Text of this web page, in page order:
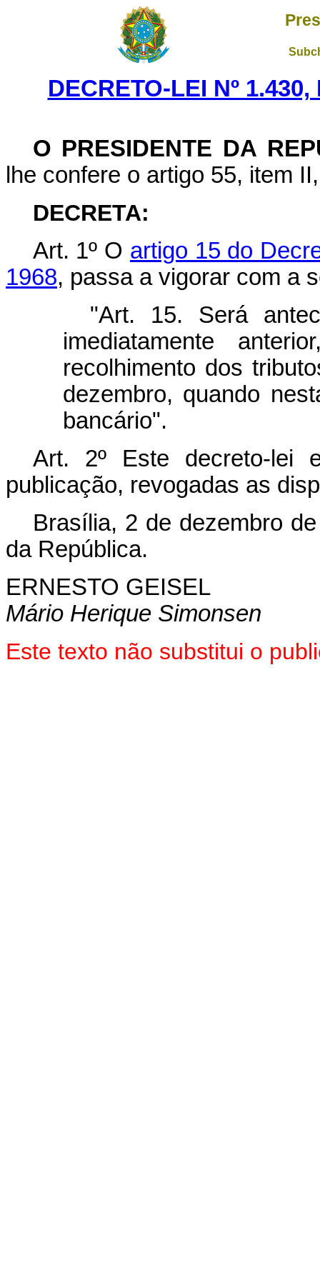
DECRETO-LEI Nº
O PRESIDENTE DA
lhe confere o artigo 55, item
DECRETA:
Art. 1º O artigo 15 do
1968, passa a vigorar com a
"Art. 15. Será
imediatamente
recolhimento dos
dezembro, quando
bancário".
Art. 2º Este decreto-lei
publicação, revogadas as
Brasília, 2 de dezembro
da República.
ERNESTO GEISEL
Mário Herique Simonsen
Este texto não substitui o